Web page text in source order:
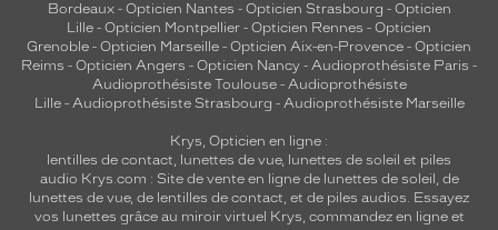
Bordeaux- Opticien Nantes - Opticien Strasbourg - Opticien
Lille - Opticien Montpellier - Opticien Rennes - Opticien
Grenoble - Opticien Marseille - Opticien Aix-en-Provence - Opticien
Reims - Opticien Angers - Opticien Nancy - Audioprothésiste Paris -
Audioprothésiste Toulouse- Audioprothésiste
Lille- Audioprothésiste Strasbourg - Audioprothésiste Marseille
Krys, Opticien en ligne :
lentilles de contact, lunettes de vue, lunettes de soleil et piles
audio Krys.com : Site de vente en ligne de lunettes de soleil, de
lunettes de vue, de lentilles de contact, et de piles audios. Essayez
vos lunettes grâce au miroir virtuel Krys, commandez en ligne et